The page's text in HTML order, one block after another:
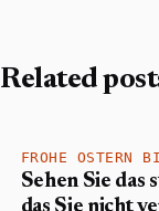
Related
FROHE OSTERN
Sehen Sie das